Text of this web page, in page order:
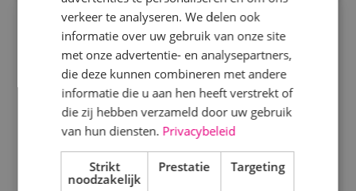
Specialisme
Beveiligingstechniek
Elektrotechniek
Energietechniek
Staf
Projectmonteur werktuigbouwkunde
Werktuigbouwkunde Fulltime MBO
Sprundel
Wij zoeken gemotiveerde projectmonteurs. Je hebt
oog voor detail en streeft naar de hoogste kwaliteit.
verkeer te analyseren. We delen ook
informatie over uw gebruik van onze site
met onze advertentie- en analysepartners,
die deze kunnen combineren met andere
informatie die u aan hen heeft verstrekt of
die zij hebben verzameld door uw gebruik
van hun diensten. Privacybeleid
Strikt
noodzakelijk
Prestatie Targeting